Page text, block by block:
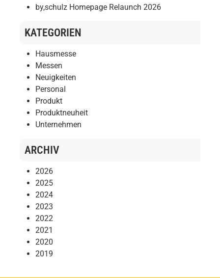
by,schulz Homepage Relaunch 2026
KATEGORIEN
Hausmesse
Messen
Neuigkeiten
Personal
Produkt
Produktneuheit
Unternehmen
ARCHIV
2026
2025
2024
2023
2022
2021
2020
2019